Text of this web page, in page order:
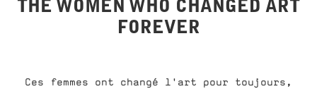
THE WOMEN WHO CHANGED ART
FOREVER
Ces femmes ont changé l'art pour toujours,